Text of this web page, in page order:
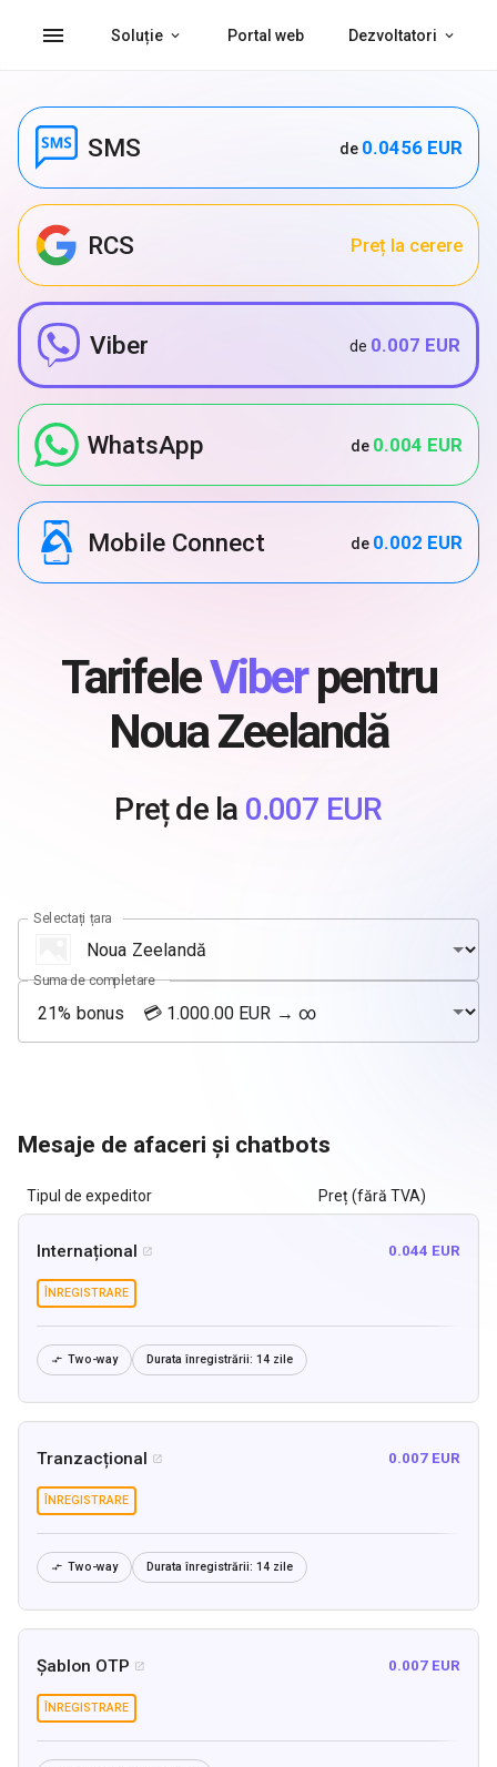
menu Soluție Portal web Dezvoltatori
SMS de 0.0456 EUR
RCS Preț la cerere
Viber de 0.007 EUR
WhatsApp de 0.004 EUR
Mobile Connect de 0.002 EUR
TarifeleViberpentru
Noua Zeelandă
Preț de la 0.007 EUR
Selectați țara
Suma de completare
Mesaje de afaceri și chatbots
Tipul de expeditor Preț (fără TVA)
Internațional  0.044 EUR
ÎNREGISTRARE
 Two-way Durata înregistrării: 14 zile
Tranzacțional  0.007 EUR
ÎNREGISTRARE
 Two-way Durata înregistrării: 14 zile
Șablon OTP  0.007 EUR
ÎNREGISTRARE